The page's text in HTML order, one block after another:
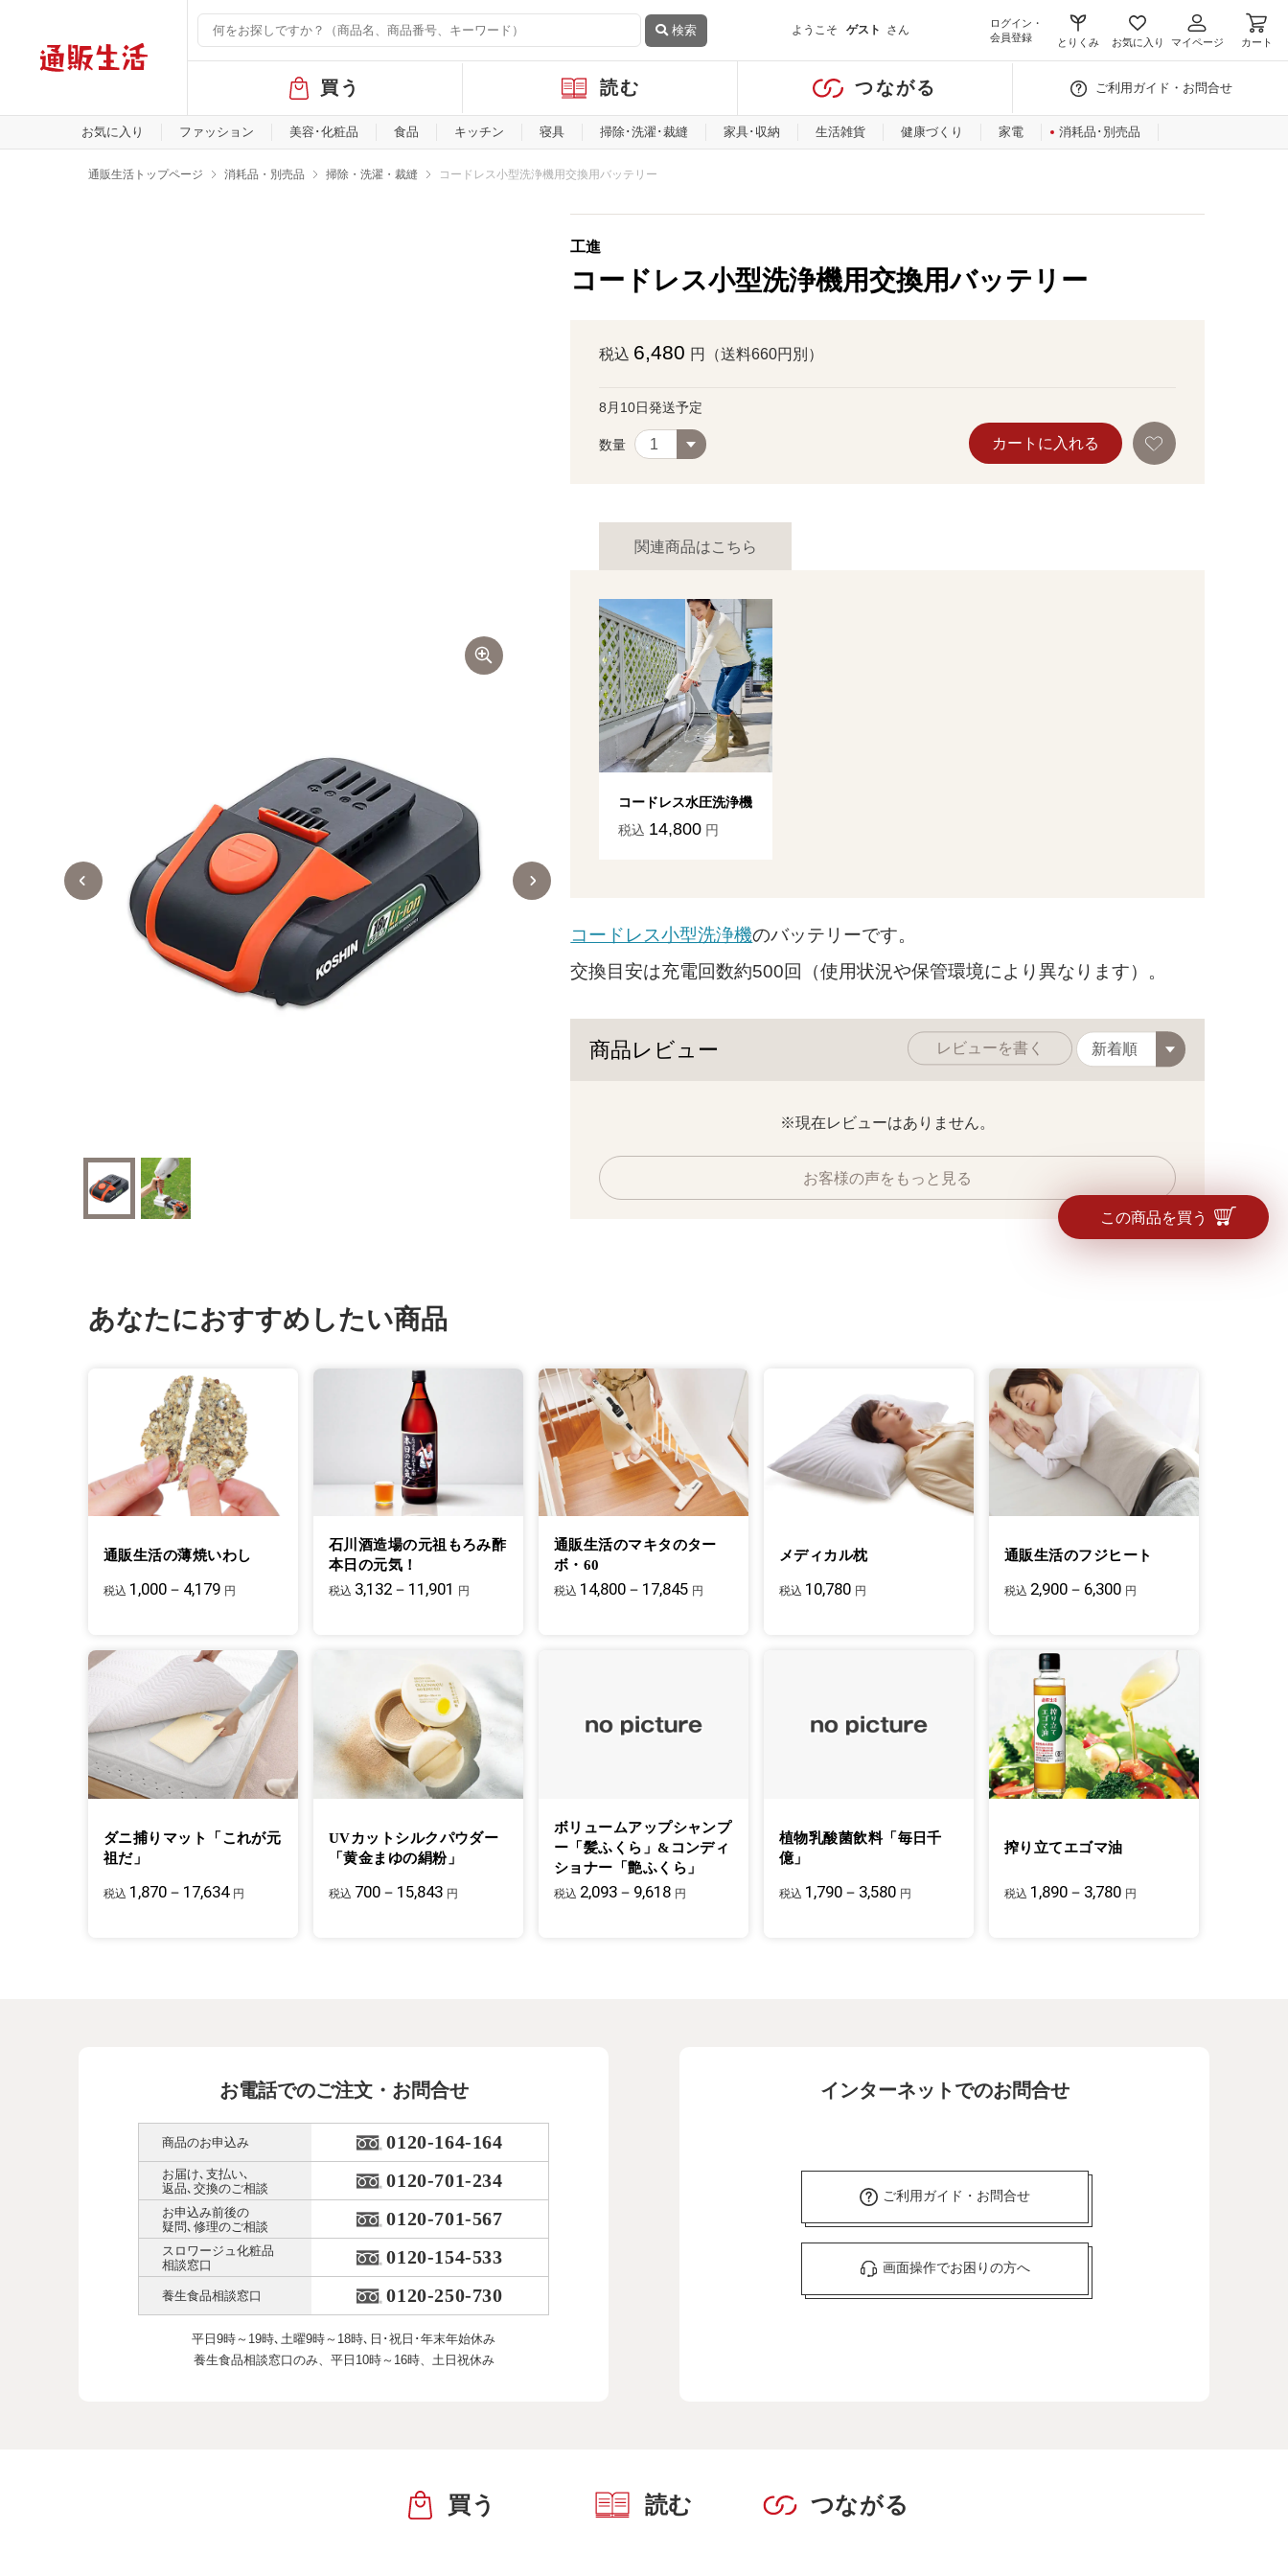
検索 ようこそ ゲスト さん
ログイン・
会員登録
とりくみ お気に入り マイページ カート
バ
ル
メ
買う 読む つながる ご利用ガイド・お問合せ
お気に入り ファッション 美容･化粧品 食品 キッチン 寝具 掃除･洗濯･裁縫 家具･収納 生活雑貨 健康づくり 家電 消耗品･別売品
通販生活トップページ 消耗品・別売品 掃除・洗濯・裁縫 コードレス小型洗浄機用交換用バッテリー
工進
コードレス小型洗浄機用交換用バッテリー
税込 6,480 円（送料660円別）
8月10日発送予定
数量 カートに入れる
関連商品はこちら
コードレス水圧洗浄機
税込 14,800 円
コードレス小型洗浄機のバッテリーです。
交換目安は充電回数約500回（使用状況や保管環境により異なります）。
商品レビュー レビューを書く
※現在レビューはありません。
お客様の声をもっと見る
この商品を買う
あなたにおすすめしたい商品
通販生活の薄焼いわし
税込 1,000－4,179 円
石川酒造場の元祖もろみ酢
本日の元気！
税込 3,132－11,901 円
通販生活のマキタのター
ボ・60
税込 14,800－17,845 円
メディカル枕
税込 10,780 円
通販生活のフジヒート
税込 2,900－6,300 円
ダニ捕りマット「これが元
祖だ」
税込 1,870－17,634 円
UVカットシルクパウダー
「黄金まゆの絹粉」
税込 700－15,843 円
ボリュームアップシャンプ
ー「髪ふくら」&コンディ
ショナー「艶ふくら」
税込 2,093－9,618 円
植物乳酸菌飲料「毎日千
億」
税込 1,790－3,580 円
搾り立てエゴマ油
税込 1,890－3,780 円
お電話でのご注文・お問合せ
商品のお申込み 0120-164-164
お届け､支払い､
返品､交換のご相談
0120-701-234
お申込み前後の
疑問､修理のご相談
0120-701-567
スロワージュ化粧品
相談窓口
0120-154-533
養生食品相談窓口 0120-250-730
平日9時～19時､土曜9時～18時､ 日･祝日･年末年始休み
養生食品相談窓口のみ、 平日10時～16時、土日祝休み
インターネットでのお問合せ
ご利用ガイド・お問合せ
画面操作でお困りの方へ
買う 読む つながる